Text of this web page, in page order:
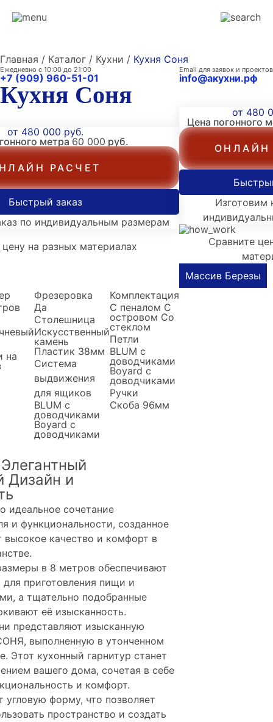
Главная / Каталог / Кухни / Кухня Соня
Ежедневно с 10:00 до 21:00
+7 (909) 960-51-01
Email для заявок и проектов
info@акухни.рф
Кухня Соня
от 480 000 руб.
метра60 000 руб.
РАСЧЕТ
Быстрый заказ
по индивидуальным размерам
на разных материалах
на
Фрезеровка
Да
Столешница
Искусственный
камень
Пластик 38мм
Система
выдвижения
для ящиков
BLUM с
доводчиками
Boyard с
доводчиками
Комплектация
С пеналом С
островом Со
стеклом
Петли
BLUM с
доводчиками
Boyard c
доводчиками
Ручки
Скоба 96мм
Дизайн и
идеальное сочетание
и функциональности, созданное
высокое качество и комфорт в
в 8 метров обеспечивают
приготовления пищи и
а тщательно подобранные
её изысканность.
представляют изысканную
выполненную в утонченном
Этот кухонный гарнитур станет
вашего дома, сочетая в себе
и комфорт.
форму, что позволяет
пространство и создать
от 480
Цена погонного
ОНЛАЙН
Изготовим
Сравните
Массив Березы